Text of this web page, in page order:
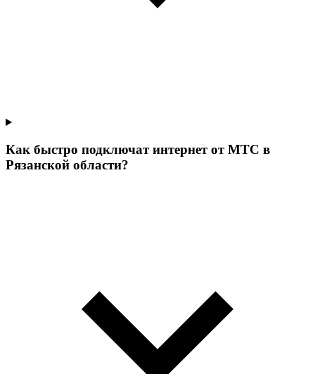
Как быстро подключат интернет от МТС в
Рязанской области?